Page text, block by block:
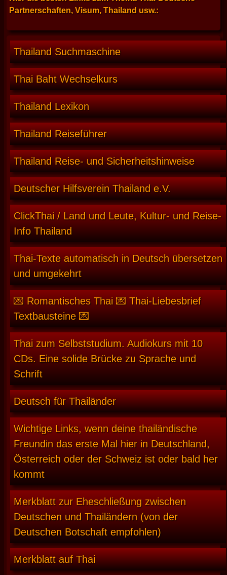
Partnerschaften, Visum, Thailand usw.:
Thailand Suchmaschine
Thai Baht Wechselkurs
Thailand Lexikon
Thailand Reiseführer
Thailand Reise- und Sicherheitshinweise
Deutscher Hilfsverein Thailand e.V.
ClickThai / Land und Leute, Kultur- und Reise-
Info Thailand
Thai-Texte automatisch in Deutsch übersetzen
und umgekehrt
💌 Romantisches Thai 💌 Thai-Liebesbrief
Textbausteine 💌
Thai zum Selbststudium. Audiokurs mit 10
CDs. Eine solide Brücke zu Sprache und
Schrift
Deutsch für Thailänder
Wichtige Links, wenn deine thailändische
Freundin das erste Mal hier in Deutschland,
Österreich oder der Schweiz ist oder bald her
kommt
Merkblatt zur Eheschließung zwischen
Deutschen und Thailändern (von der
Deutschen Botschaft empfohlen)
Merkblatt auf Thai